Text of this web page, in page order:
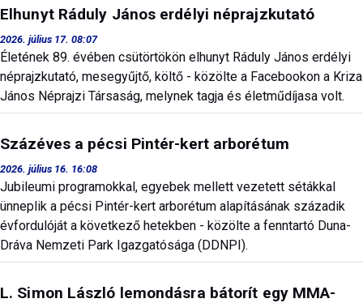
Elhunyt Ráduly János erdélyi néprajzkutató
2026. július 17. 08:07
Életének 89. évében csütörtökön elhunyt Ráduly János erdélyi
néprajzkutató, mesegyűjtő, költő - közölte a Facebookon a Kriza
János Néprajzi Társaság, melynek tagja és életműdíjasa volt.
Százéves a pécsi Pintér-kert arborétum
2026. július 16. 16:08
Jubileumi programokkal, egyebek mellett vezetett sétákkal
ünneplik a pécsi Pintér-kert arborétum alapításának századik
évfordulóját a következő hetekben - közölte a fenntartó Duna-
Dráva Nemzeti Park Igazgatósága (DDNPI).
L. Simon László lemondásra bátorít egy MMA-